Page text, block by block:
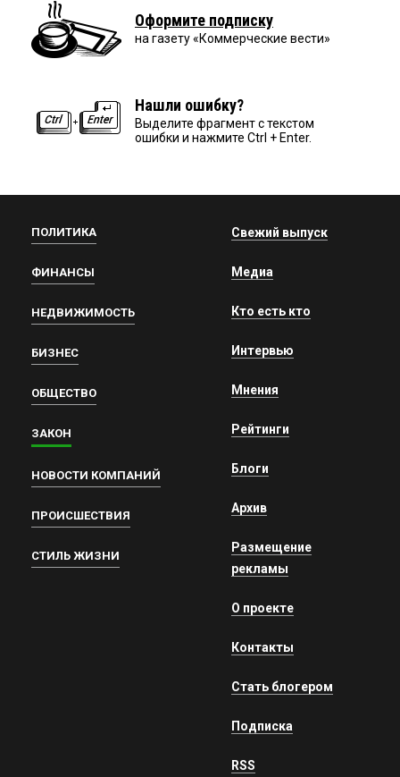
Оформите подписку
на газету «Коммерческие вести»
Нашли ошибку?
Выделите фрагмент с текстом
ошибки и нажмите Ctrl + Enter.
ПОЛИТИКА
ФИНАНСЫ
НЕДВИЖИМОСТЬ
БИЗНЕС
ОБЩЕСТВО
ЗАКОН
НОВОСТИ КОМПАНИЙ
ПРОИСШЕСТВИЯ
СТИЛЬ ЖИЗНИ
Свежий выпуск
Медиа
Кто есть кто
Интервью
Мнения
Рейтинги
Блоги
Архив
Размещение
рекламы
О проекте
Контакты
Стать блогером
Подписка
RSS